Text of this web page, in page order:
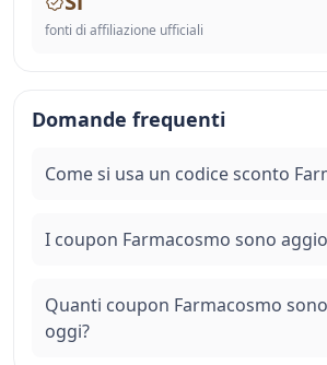
fonti di affiliazione ufficiali
Domande frequenti
Come si usa un codice sconto
I coupon Farmacosmo sono
Quanti coupon Farmacosmo
oggi?